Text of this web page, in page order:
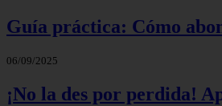
Guía práctica: Cómo
06/09/2025
¡No la des por perdida!